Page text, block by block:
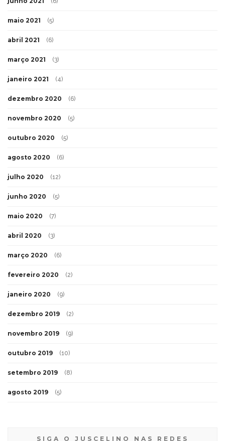
maio 2021 (5)
abril 2021 (6)
março 2021 (3)
janeiro 2021 (4)
dezembro 2020 (6)
novembro 2020 (5)
outubro 2020 (5)
agosto 2020 (6)
julho 2020 (12)
junho 2020 (5)
maio 2020 (7)
abril 2020 (3)
março 2020 (6)
fevereiro 2020 (2)
janeiro 2020 (9)
dezembro 2019 (2)
novembro 2019 (9)
outubro 2019 (10)
setembro 2019 (8)
agosto 2019 (5)
SIGA O JUSCELINO NAS REDES